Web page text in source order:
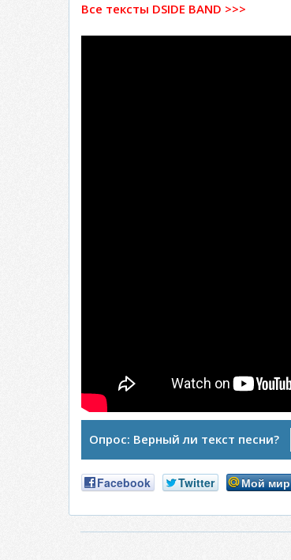
Все тексты DSIDE BAND >>>
Опрос: Верный ли текст песни?
Facebook Twitter Мой мир